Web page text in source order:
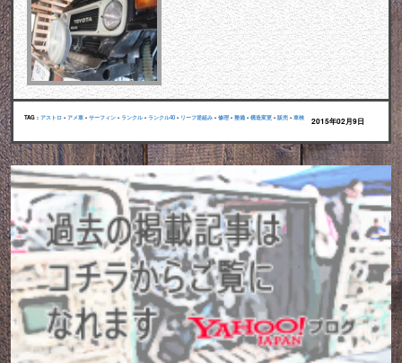
TAG : アストロ • アメ車 • サーフィン • ランクル • ランクル40 • リーフ逆組み • 修理 • 整備 • 構造変更 • 販売 • 車検 2015年02月9日